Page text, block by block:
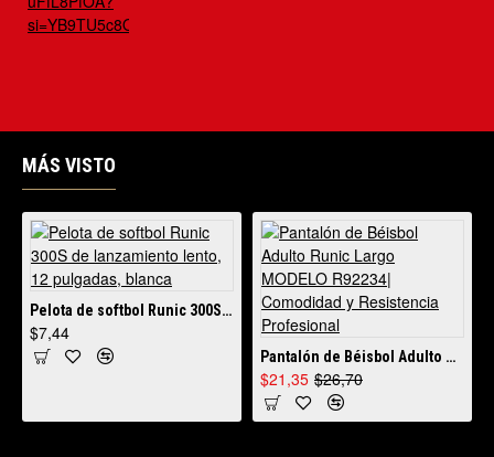
MÁS VISTO
Pelota de softbol Runic 300S de lanzamiento lento, 12 pulgadas, blanca
$7,44
Pantalón de Béisbol Adulto Runic Largo MODELO R92234| Comodidad y Resistencia Profesional
$21,35 $26,70